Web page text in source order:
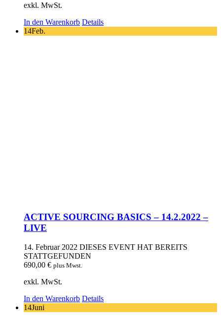
exkl. MwSt.
In den Warenkorb Details
14Feb.
ACTIVE SOURCING BASICS – 14.2.2022 –
LIVE
14. Februar 2022 DIESES EVENT HAT BEREITS
STATTGEFUNDEN
690,00 € plus Mwst.
exkl. MwSt.
In den Warenkorb Details
14Juni